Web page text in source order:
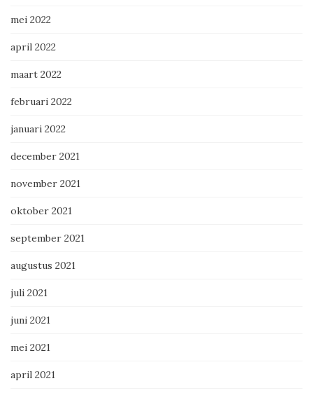
mei 2022
april 2022
maart 2022
februari 2022
januari 2022
december 2021
november 2021
oktober 2021
september 2021
augustus 2021
juli 2021
juni 2021
mei 2021
april 2021